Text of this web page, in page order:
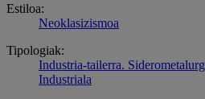
Estiloa:
Neoklasizismoa
Tipologiak:
Industria-tailerra.
Industriala